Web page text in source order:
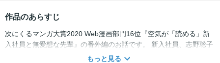
作品のあらすじ
次にくるマンガ大賞2020 Web漫画部門16位『空気が「読める」新
入社員と無愛想な先輩』の番外編のお話です。 新入社員、志野聡子
の特技は「空気が読めること」…ではなく「周りの空気が目に見え
もっと見る